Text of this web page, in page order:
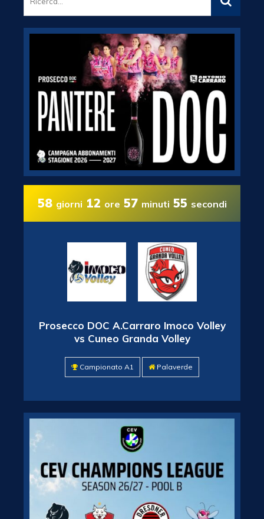
58 giorni 12 ore 57 minuti 54 secondi
Prosecco DOC A.Carraro Imoco Volley
vs Cuneo Granda Volley
Campionato A1 Palaverde